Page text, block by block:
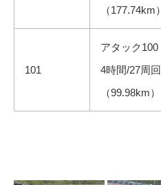
（177.74km）
101
アタック100
4時間/27周回
（99.98km）